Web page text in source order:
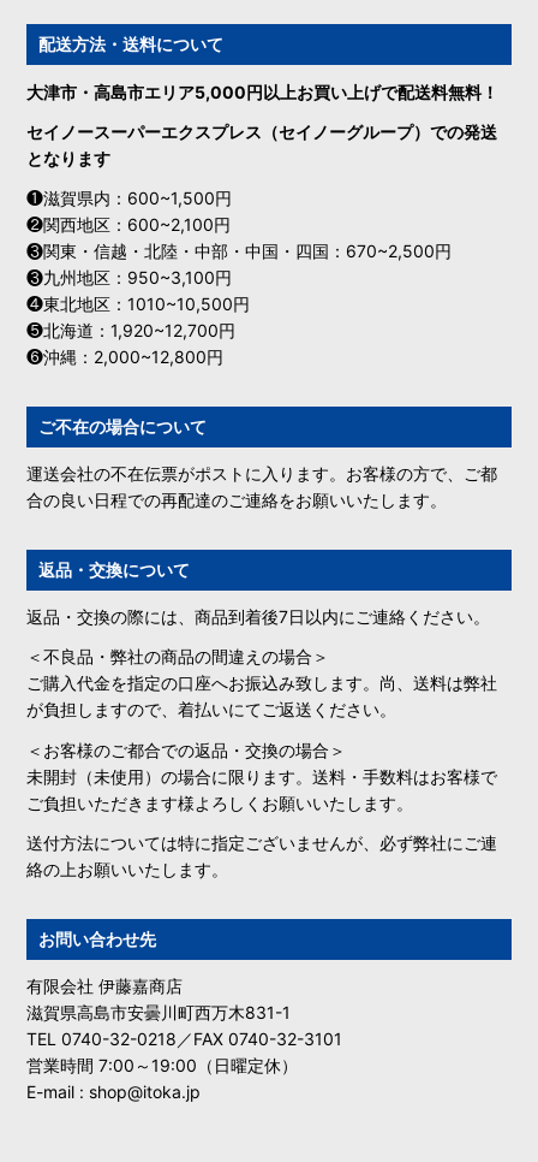
配送方法・送料について
大津市・高島市エリア5,000円以上お買い上げで配送料無料！
セイノースーパーエクスプレス（セイノーグループ）での発送
となります
❶滋賀県内：600~1,500円
❷関西地区：600~2,100円
❸関東・信越・北陸・中部・中国・四国：670~2,500円
❸九州地区：950~3,100円
❹東北地区：1010~10,500円
❺北海道：1,920~12,700円
❻沖縄：2,000~12,800円
ご不在の場合について
運送会社の不在伝票がポストに入ります。お客様の方で、ご都
合の良い日程での再配達のご連絡をお願いいたします。
返品・交換について
返品・交換の際には、商品到着後7日以内にご連絡ください。
＜不良品・弊社の商品の間違えの場合＞
ご購入代金を指定の口座へお振込み致します。尚、送料は弊社
が負担しますので、着払いにてご返送ください。
＜お客様のご都合での返品・交換の場合＞
未開封（未使用）の場合に限ります。送料・手数料はお客様で
ご負担いただきます様よろしくお願いいたします。
送付方法については特に指定ございませんが、必ず弊社にご連
絡の上お願いいたします。
お問い合わせ先
有限会社 伊藤嘉商店
滋賀県高島市安曇川町西万木831-1
TEL 0740-32-0218／FAX 0740-32-3101
営業時間 7:00～19:00（日曜定休）
E-mail : shop@itoka.jp